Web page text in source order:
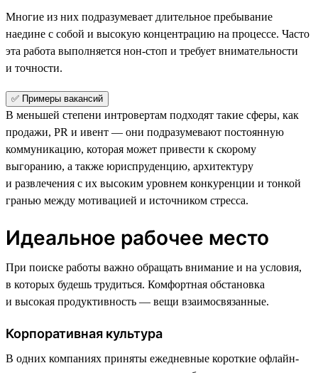
Многие из них подразумевает длительное пребывание
наедине с собой и высокую концентрацию на процессе. Часто
эта работа выполняется нон-стоп и требует внимательности
и точности.
✅ Примеры вакансий
В меньшей степени интровертам подходят такие сферы, как
продажи, PR и ивент — они подразумевают постоянную
коммуникацию, которая может привести к скорому
выгоранию, а также юриспруденцию, архитектуру
и развлечения с их высоким уровнем конкуренции и тонкой
гранью между мотивацией и источником стресса.
Идеальное рабочее место
При поиске работы важно обращать внимание и на условия,
в которых будешь трудиться. Комфортная обстановка
и высокая продуктивность — вещи взаимосвязанные.
Корпоративная культура
В одних компаниях приняты ежедневные короткие офлайн-